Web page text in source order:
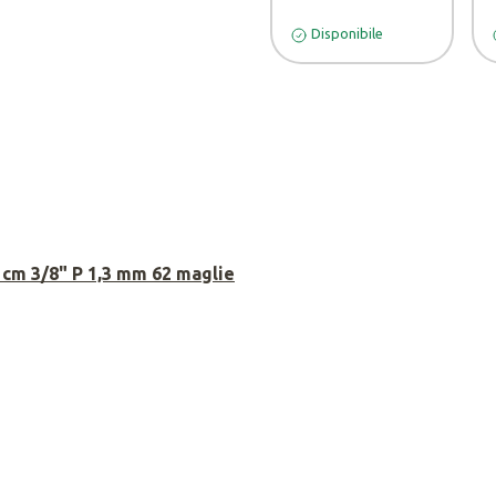
3/8" P 1,3 mm 62 maglie
Disponibile